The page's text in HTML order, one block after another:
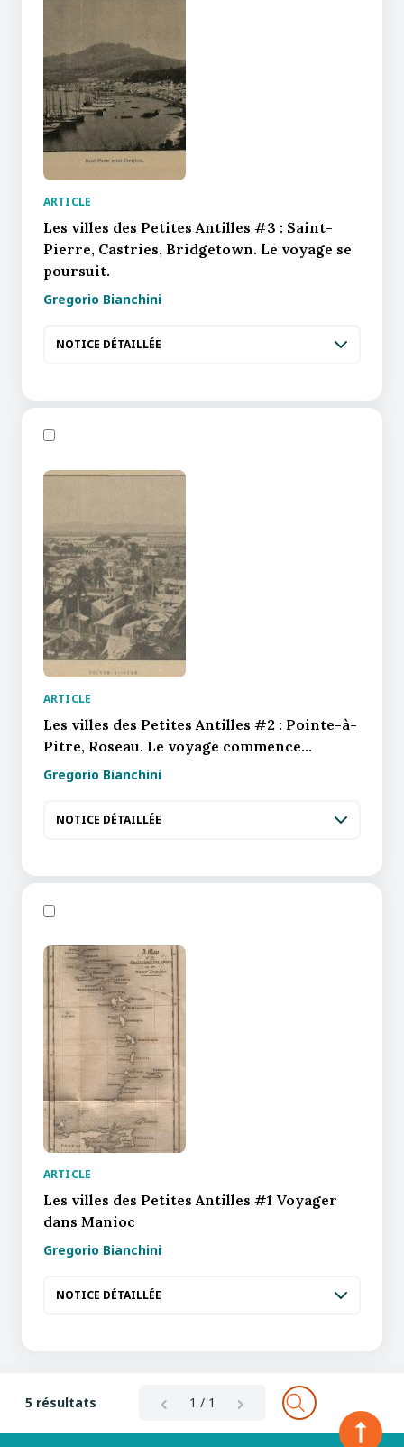
ARTICLE
Les villes des Petites Antilles #3 : Saint-
Pierre, Castries, Bridgetown. Le voyage se
poursuit.
Gregorio Bianchini
NOTICE DÉTAILLÉE
ARTICLE
Les villes des Petites Antilles #2 : Pointe-à-
Pitre, Roseau. Le voyage commence...
Gregorio Bianchini
NOTICE DÉTAILLÉE
ARTICLE
Les villes des Petites Antilles #1 Voyager
dans Manioc
Gregorio Bianchini
NOTICE DÉTAILLÉE
5 résultats 1 / 1